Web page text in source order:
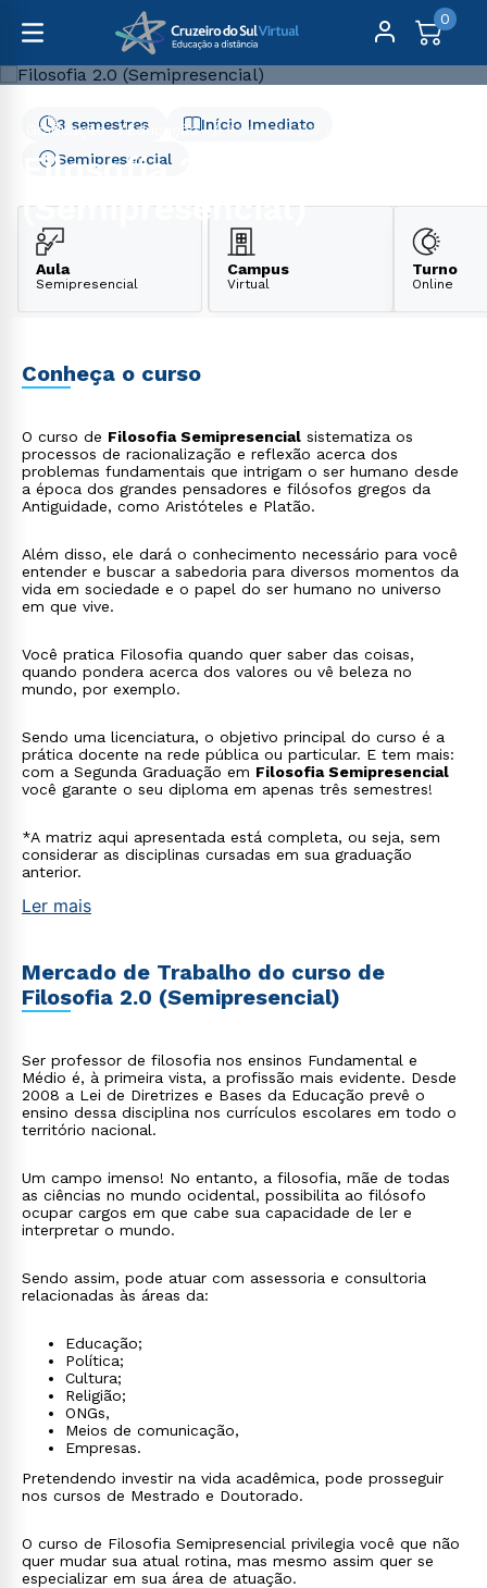
0
Graduação Educação Filosofia 2.0 (Semipresencial)
Filosofia 2.0
(Semipresencial)
Início Imediato
3 semestres
Semipresencial
Aula
Semipresencial
Campus
Virtual
Turno
Online
Conheça o curso
O curso de Filosofia Semipresencial sistematiza os
processos de racionalização e reflexão acerca dos
problemas fundamentais que intrigam o ser humano desde
a época dos grandes pensadores e filósofos gregos da
Antiguidade, como Aristóteles e Platão.
Além disso, ele dará o conhecimento necessário para você
entender e buscar a sabedoria para diversos momentos da
vida em sociedade e o papel do ser humano no universo
em que vive.
Você pratica Filosofia quando quer saber das coisas,
quando pondera acerca dos valores ou vê beleza no
mundo, por exemplo.
Sendo uma licenciatura, o objetivo principal do curso é a
prática docente na rede pública ou particular. E tem mais:
com a Segunda Graduação em Filosofia Semipresencial
você garante o seu diploma em apenas três semestres!
*A matriz aqui apresentada está completa, ou seja, sem
considerar as disciplinas cursadas em sua graduação
anterior.
Ler mais
Mercado de Trabalho do curso de
Filosofia 2.0 (Semipresencial)
Ser professor de filosofia nos ensinos Fundamental e
Médio é, à primeira vista, a profissão mais evidente. Desde
2008 a Lei de Diretrizes e Bases da Educação prevê o
ensino dessa disciplina nos currículos escolares em todo o
território nacional.
Um campo imenso! No entanto, a filosofia, mãe de todas
as ciências no mundo ocidental, possibilita ao filósofo
ocupar cargos em que cabe sua capacidade de ler e
interpretar o mundo.
Sendo assim, pode atuar com assessoria e consultoria
relacionadas às áreas da:
Educação;
Política;
Cultura;
Religião;
ONGs,
Meios de comunicação,
Empresas.
Pretendendo investir na vida acadêmica, pode prosseguir
nos cursos de Mestrado e Doutorado.
O curso de Filosofia Semipresencial privilegia você que não
quer mudar sua atual rotina, mas mesmo assim quer se
especializar em sua área de atuação.